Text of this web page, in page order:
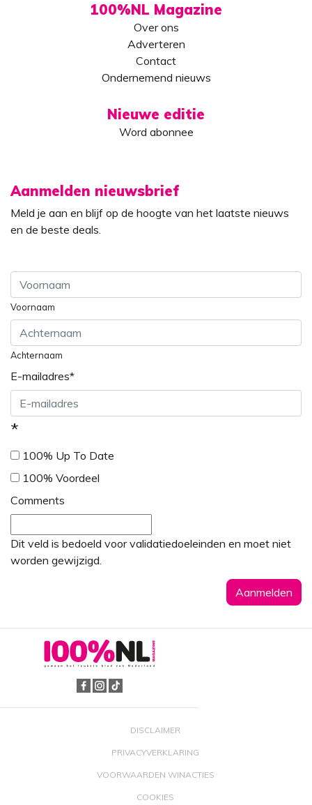
100%NL Magazine
Over ons
Adverteren
Contact
Ondernemend nieuws
Nieuwe editie
Word abonnee
Aanmelden nieuwsbrief
Meld je aan en blijf op de hoogte van het laatste nieuws
en de beste deals.
Voornaam
Achternaam
E-mailadres*
*
100% Up To Date
100% Voordeel
Comments
Dit veld is bedoeld voor validatiedoeleinden en moet niet
worden gewijzigd.
DISCLAIMER
PRIVACYVERKLARING
VOORWAARDEN WINACTIES
COOKIES